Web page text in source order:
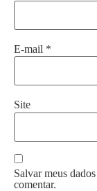
E-mail *
Site
Salvar meus
comentar.